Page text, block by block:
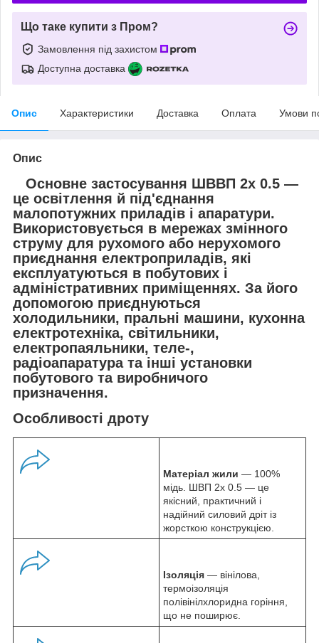
Що таке купити з Пром?
Замовлення під захистом
Доступна доставка
Опис Характеристики Доставка Оплата Умови
Опис
Основне застосування ШВВП 2х 0.5 —
це освітлення й під'єднання
малопотужних приладів і апаратури.
Використовується в мережах змінного
струму для рухомого або нерухомого
приєднання електроприладів, які
експлуатуються в побутових і
адміністративних приміщеннях. За його
допомогою приєднуються
холодильники, пральні машини, кухонна
електротехніка, світильники,
електропаяльники, теле-,
радіоапаратура та інші установки
побутового та виробничого
призначення.
Особливості дроту
Матеріал жили — 100%
мідь. ШВП 2х 0.5 — це
якісний, практичний і
надійний силовий дріт із
жорсткою конструкцією.
Ізоляція — вінілова,
термоізоляція
полівінілхлоридна горіння,
що не поширює.